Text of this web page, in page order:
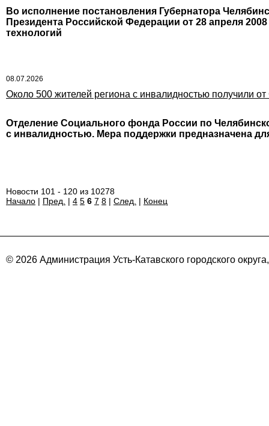
Во исполнение постановления Губернатора
Президента Российской Федерации от 28 апреля
технологий
08.07.2026
Около 500 жителей региона с инвалидностью получили
Отделение Социального фонда России по
с инвалидностью. Мера поддержки предназначена
Новости 101 - 120 из 10278
Начало | Пред. | 4 5 6 7 8 | След. | Конец
© 2026 Администрация Усть-Катавского городского